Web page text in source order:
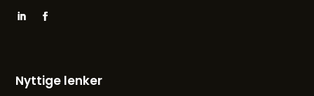
Nyttige lenker